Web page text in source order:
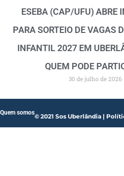
ESEBA (CAP/UFU) ABRE
PARA SORTEIO DE VAGAS
INFANTIL 2027 EM
QUEM PODE
30 de julho de 2026
© 2021 Sos Uberlândia |
Quem somos